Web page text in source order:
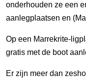
onderhouden ze een
aanlegplaatsen en
Op een Marrekrite-
gratis met de boot
Er zijn meer dan